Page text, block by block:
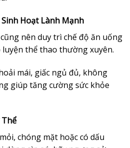
Hoạt Lành Mạnh
nên duy trì chế độ ăn uống
thể thao thường xuyên.
mái, giấc ngủ đủ, không
giúp tăng cường sức khỏe
Thể
chóng mặt hoặc có dấu